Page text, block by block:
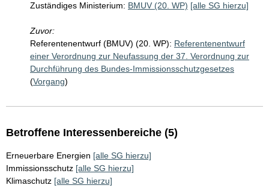
Zuständiges Ministerium: BMUV (20. WP) [alle SG hierzu]
Zuvor:
Referentenentwurf (BMUV) (20. WP): Referentenentwurf
einer Verordnung zur Neufassung der 37. Verordnung zur
Durchführung des Bundes-Immissionsschutzgesetzes
(Vorgang)
Betroffene Interessenbereiche (5)
Erneuerbare Energien [alle SG hierzu]
Immissionsschutz [alle SG hierzu]
Klimaschutz [alle SG hierzu]